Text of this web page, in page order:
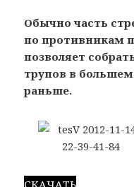
Обычно часть
по противникам
позволяет
трупов в
раньше.